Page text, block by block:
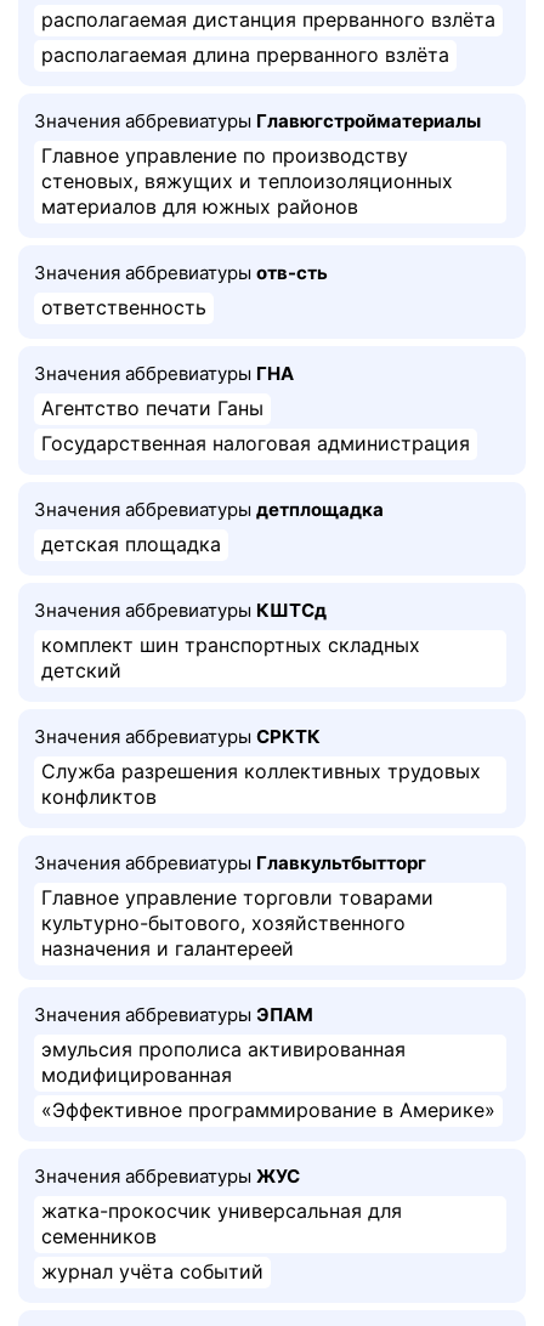
располагаемая дистанция прерванного взлёта
располагаемая длина прерванного взлёта
Значения аббревиатуры Главюгстройматериалы
Главное управление по производству
стеновых, вяжущих и теплоизоляционных
материалов для южных районов
Значения аббревиатуры отв-сть
ответственность
Значения аббревиатуры ГНА
Агентство печати Ганы
Государственная налоговая администрация
Значения аббревиатуры детплощадка
детская площадка
Значения аббревиатуры КШТСд
комплект шин транспортных складных
детский
Значения аббревиатуры СРКТК
Служба разрешения коллективных трудовых
конфликтов
Значения аббревиатуры Главкультбытторг
Главное управление торговли товарами
культурно-бытового, хозяйственного
назначения и галантереей
Значения аббревиатуры ЭПАМ
эмульсия прополиса активированная
модифицированная
«Эффективное программирование в Америке»
Значения аббревиатуры ЖУС
жатка-прокосчик универсальная для
семенников
журнал учёта событий